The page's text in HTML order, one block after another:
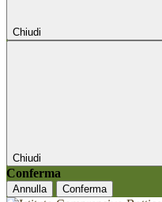
Chiudi
Chiudi
Conferma
Annulla Conferma